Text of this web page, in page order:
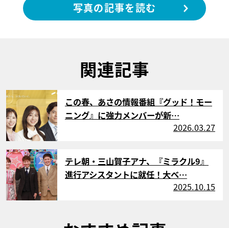
写真の記事を読む
関連記事
サムネイル
この春、あさの情報番組『グッド！モー
ニング』に強力メンバーが新…
2026.03.27
サムネイル
テレ朝・三山賀子アナ、『ミラクル9』
進行アシスタントに就任！大ベ…
2025.10.15